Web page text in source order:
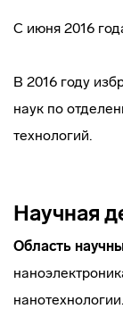
С июня 2016
В 2016 году
наук по
технологий.
Научная
Область
нанотехнологии.